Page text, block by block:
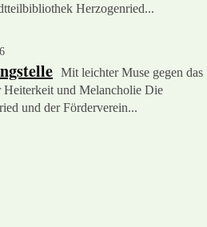
Herzogenried...
Mit leichter Muse gegen das
Heiterkeit und Melancholie Die
und der Förderverein...